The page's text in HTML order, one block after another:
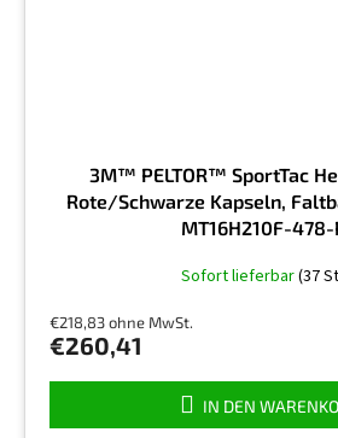
3M™ PELTOR™ SportTac
Rote/Schwarze Kapseln,
MT16H210F-478-
Die
von
5
Sternen.
Sofort lieferbar(37
€218,83 ohne MwSt.
€260,41
IN DEN